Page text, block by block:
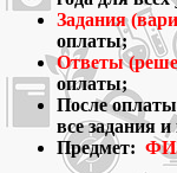
варианты
ответы
Задания
оплаты;
Ответы
оплаты;
После
все задания
Предмет: